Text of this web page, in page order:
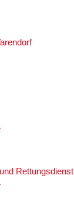
Rettungsdienst